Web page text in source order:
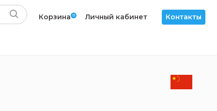
Корзина 0 Личный кабинет Контакты